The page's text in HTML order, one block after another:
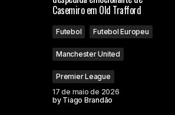
Casemiro em Old Trafford
Futebol Futebol Europeu
Manchester United
Premier League
17 de maio de 2026
by Tiago Brandão